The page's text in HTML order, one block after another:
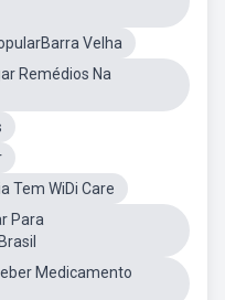
Velha
Remédios Na
Tem WiDi Care
Para
Medicamento